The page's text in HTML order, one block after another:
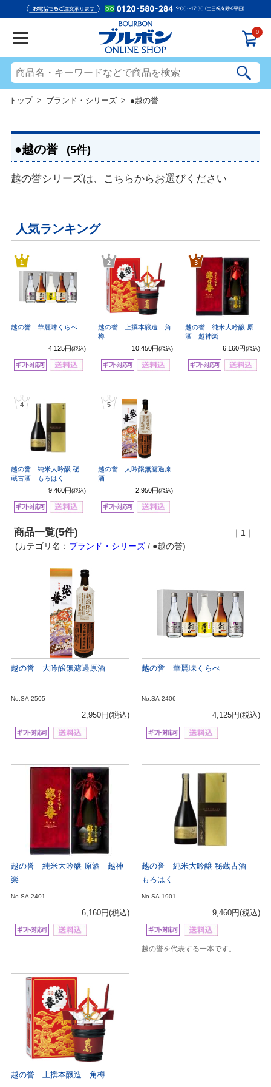
0
トップ> ブランド・シリーズ > ●越の誉
●越の誉 (5件)
越の誉シリーズは、こちらからお選びください
人気ランキング
1
越の誉 華麗味くらべ
4,125円 (税込)
2
越の誉 上撰本醸造 角
樽
10,450円 (税込)
3
越の誉 純米大吟醸 原
酒 越神楽
6,160円(税込)
4
越の誉 純米大吟醸 秘
蔵古酒 もろはく
9,460円 (税込)
5
越の誉 大吟醸無濾過原
酒
2,950円 (税込)
商品一覧(5件)
｜1｜
(カテゴリ名： ブランド・シリーズ/ ●越の誉)
越の誉 大吟醸無濾過原酒
No.SA-2505
2,950円(税込)
越の誉 華麗味くらべ
No.SA-2406
4,125円(税込)
越の誉 純米大吟醸 原酒 越神
楽
No.SA-2401
6,160円(税込)
越の誉 純米大吟醸 秘蔵古酒
もろはく
No.SA-1901
9,460円(税込)
越の誉を代表する一本です。
越の誉 上撰本醸造 角樽